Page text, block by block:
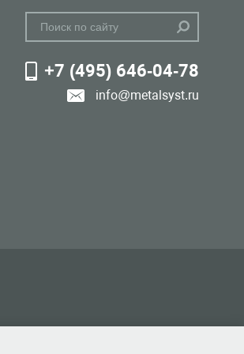
+7 (495) 646-04-78
info@metalsyst.ru